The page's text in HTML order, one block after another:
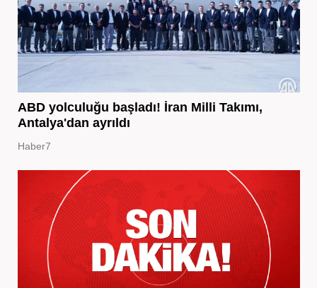
ABD yolculuğu başladı! İran Milli Takımı,
Antalya'dan ayrıldı
Haber7